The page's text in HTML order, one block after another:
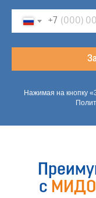
+7
Нажимая на кнопку
с МИДО